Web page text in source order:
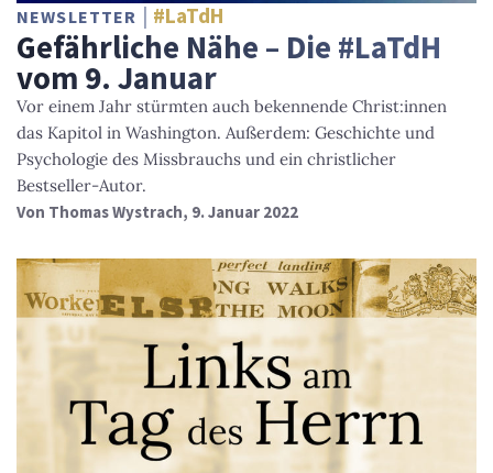
NEWSLETTER #LaTdH
Gefährliche Nähe – Die #LaTdH
vom 9. Januar
Vor einem Jahr stürmten auch bekennende Christ:innen
das Kapitol in Washington. Außerdem: Geschichte und
Psychologie des Missbrauchs und ein christlicher
Bestseller-Autor.
Von Thomas Wystrach, 9. Januar 2022